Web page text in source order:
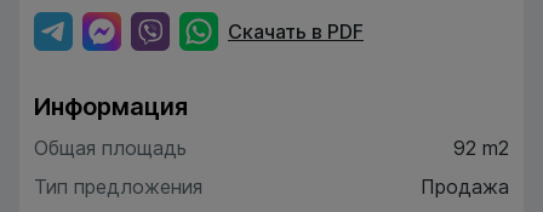
Скачать в PDF
Информация
Общая площадь
92 m2
Тип предложения
Продажа